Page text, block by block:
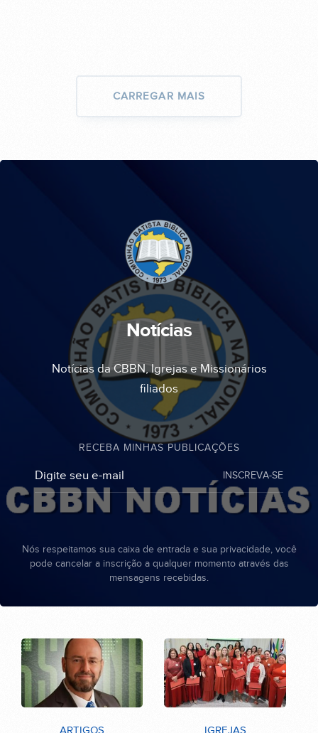
CARREGAR MAIS
Notícias
Notícias da CBBN, Igrejas e Missionários
filiados
RECEBA MINHAS PUBLICAÇÕES
INSCREVA-SE
Nós respeitamos sua caixa de entrada e sua privacidade, você
pode cancelar a inscrição a qualquer momento através das
mensagens recebidas.
ARTIGOS IGREJAS